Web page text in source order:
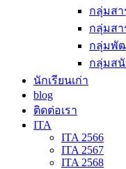
กลุ่มสา
กลุ่มสา
กลุ่มพั
กลุ่มส
นักเรียนเก่า
blog
ติดต่อเรา
ITA
ITA 2566
ITA 2567
ITA 2568